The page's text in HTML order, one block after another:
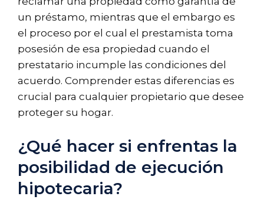
un préstamo, mientras que el embargo es
el proceso por el cual el prestamista toma
posesión de esa propiedad cuando el
prestatario incumple las condiciones del
acuerdo. Comprender estas diferencias es
crucial para cualquier propietario que desee
proteger su hogar.
¿Qué hacer si enfrentas la
posibilidad de ejecución
hipotecaria?